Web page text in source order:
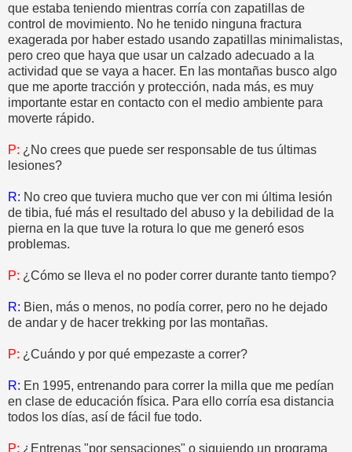
que estaba teniendo mientras corría con zapatillas de
control de movimiento. No he tenido ninguna fractura
exagerada por haber estado usando zapatillas minimalistas,
pero creo que haya que usar un calzado adecuado a la
actividad que se vaya a hacer. En las montañas busco algo
que me aporte tracción y protección, nada más, es muy
importante estar en contacto con el medio ambiente para
moverte rápido.
P: ¿No crees que puede ser responsable de tus últimas
lesiones?
R: No creo que tuviera mucho que ver con mi última lesión
de tibia, fué más el resultado del abuso y la debilidad de la
pierna en la que tuve la rotura lo que me generó esos
problemas.
P: ¿Cómo se lleva el no poder correr durante tanto tiempo?
R: Bien, más o menos, no podía correr, pero no he dejado
de andar y de hacer trekking por las montañas.
P: ¿Cuándo y por qué empezaste a correr?
R: En 1995, entrenando para correr la milla que me pedían
en clase de educación física. Para ello corría esa distancia
todos los días, así de fácil fue todo.
P: ¿Entrenas "por sensaciones" o siguiendo un programa